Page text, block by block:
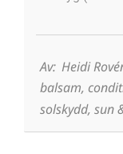
27
Av: Heidi
balsam,
solskydd, sun